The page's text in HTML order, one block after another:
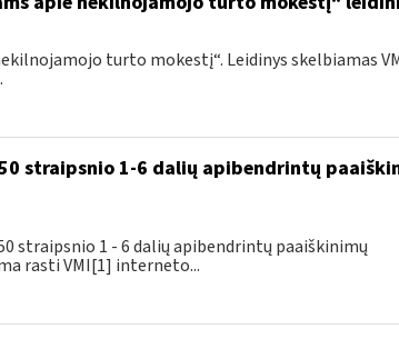
turto mokestį“. Leidinys skelbiamas
straipsnio 1-6 dalių apibendrintų
straipsnio 1 - 6 dalių apibendrintų paaiškinimų
rasti VMI[1] interneto...